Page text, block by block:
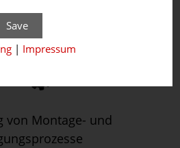
von Montage- und
Save
| Impressum